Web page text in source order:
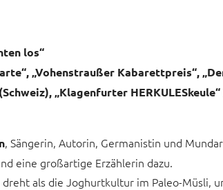
los“
„Vohenstraußer Kabarettpreis“,
„Klagenfurter
, Sängerin, Autorin, Germanistin und
eine großartige Erzählerin dazu.
als die Joghurtkultur im Paleo-Müsli,